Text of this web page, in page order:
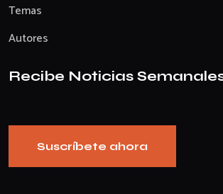
Temas
Autores
Recibe Noticias
Suscríbete ahora